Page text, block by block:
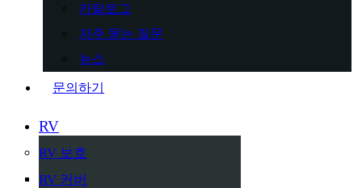
카탈로그
자주 묻는 질문
뉴스
문의하기
RV
RV 보호
RV 커버